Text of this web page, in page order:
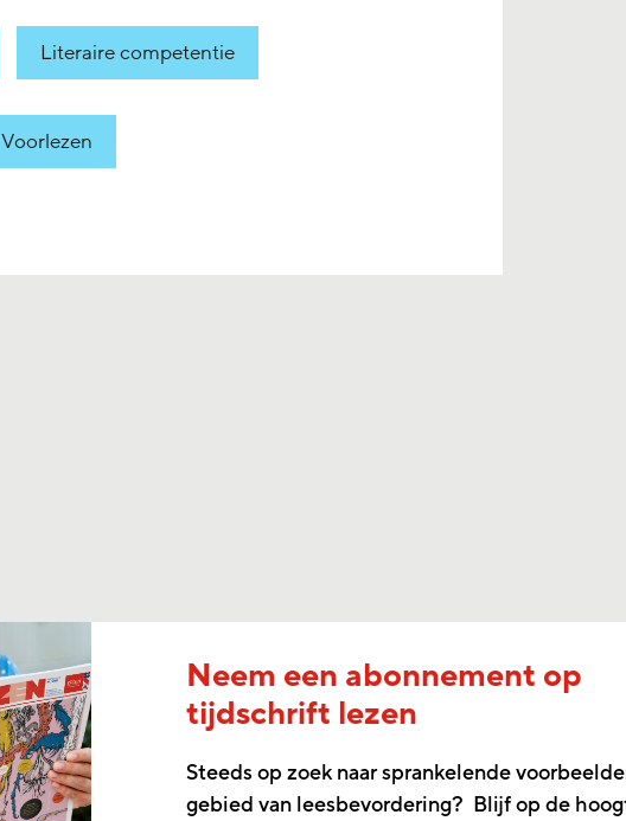
Literaire competentie
Voorlezen
Neem een abonnement op
tijdschrift lezen
Steeds op zoek naar sprankelende
gebied van leesbevordering? Blijf op de